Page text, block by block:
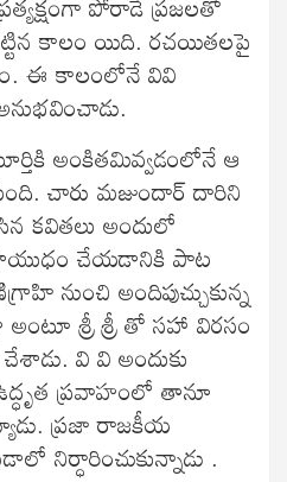
కాలం యిది. రచయితలపై
ఈ కాలంలోనే వివి
అంకితమివ్వడంలోనే ఆ
చారు మజుందార్ దారిని
కవితలు అందులో
చేయడానికి పాట
నుంచి అందిపుచ్చుకున్న
అంటూ శ్రీ శ్రీ తో సహా విరసం
వి వి అందుకు
ప్రవాహంలో తానూ
ప్రజా రాజకీయ
నిర్ధారించుకున్నాడు .